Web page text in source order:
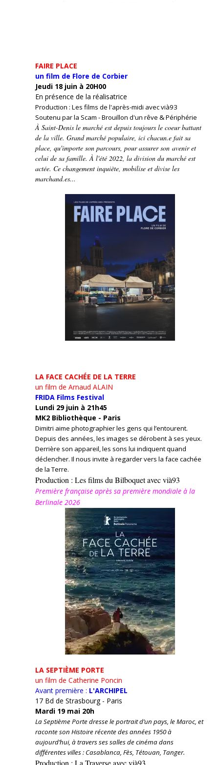
FAIRE PLACE
un film de Flore de Corbier
Jeudi 18 juin à 20H00
En présence de la réalisatrice
Production : Les films de l'après-midi avec vià93
Soutenu par la Scam - Brouillon d'un rêve & Périphérie
À Saint-Denis le marché est depuis toujours le coeur battant
de la ville. Grand marché populaire, ici chacun.e fait sa
place, qu'importe son parcours, pour assurer son avenir et
celui de sa famille. À l'été 2022, la division du marché est
actée. Ce changement inquiète, mobilise et divise les
marchand.es...
LA FACE CACHÉE DE LA TERRE
un film de Arnaud ALAIN
FRIDA Films Festival
Lundi 29 juin à 21h45
MK2 Bibliothèque - Paris
Dimitri aime photographier les gens qui l’entourent.
Depuis des années, les images se dérobent à ses yeux.
Derrière son appareil, les sons lui indiquent quand
déclencher. Il nous invite à regarder vers la face cachée
de la Terre.
Production : Les films du Bilboquet avec vià93
Première française après sa première mondiale à la
Berlinale 2026
LA SEPTIÈME PORTE
un film de Catherine Poncin
Avant première : L'ARCHIPEL
17 Bd de Strasbourg - Paris
Mardi 19 mai 20h
La Septième Porte dresse le portrait d’un pays, le Maroc, et
raconte son Histoire récente des années 1950 à
aujourd’hui, à travers ses salles de cinéma dans
différentes villes : Casablanca, Fès, Tétouan, Tanger.
Production : La Traverse avec vià93